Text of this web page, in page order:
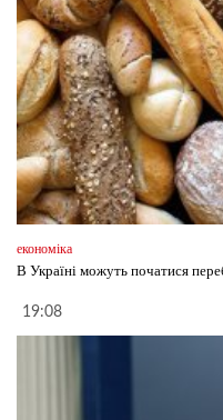
економіка
В Україні можуть початися
19:08